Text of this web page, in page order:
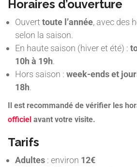
Horaires d’ouverture
Ouvert toute l’année, avec des
selon la saison.
En haute saison (hiver et été) :
10h à 19h.
Hors saison : week-ends et
18h.
Il est recommandé de vérifier les
officiel avant votre visite.
Tarifs
Adultes : environ 12€